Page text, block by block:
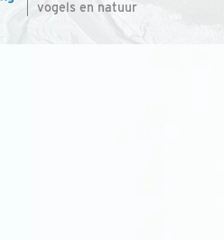
vogels en natuur